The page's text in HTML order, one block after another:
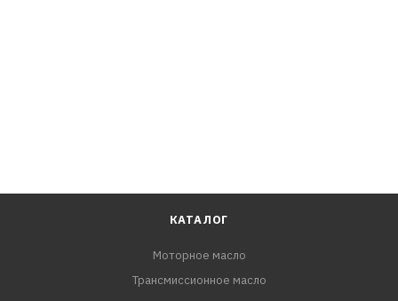
КАТАЛОГ
Моторное масло
Трансмиссионное масло